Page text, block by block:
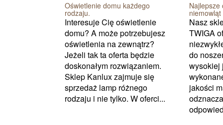
Oświetlenie domu każdego
rodzaju.
Interesuje Cię oświetlenie
domu? A może potrzebujesz
oświetlenia na zewnątrz?
Jeżeli tak ta oferta będzie
doskonałym rozwiązaniem.
Sklep Kanlux zajmuje się
sprzedaż lamp różnego
rodzaju i nie tylko. W oferci...
Najlepsze
niemowląt
Nasz
TWIGA
do
wysokiej
jakości